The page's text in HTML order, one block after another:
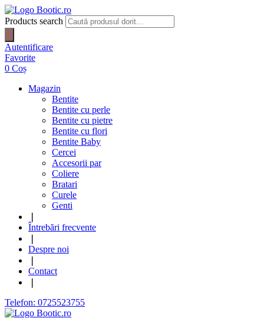
Products search
Autentificare
Favorite
0 Coș
Magazin
Bentite
Bentite cu perle
Bentite cu pietre
Bentite cu flori
Bentite Baby
Cercei
Accesorii par
Coliere
Bratari
Curele
Genti
Întrebări frecvente
Despre noi
Contact
Telefon: 0725523755